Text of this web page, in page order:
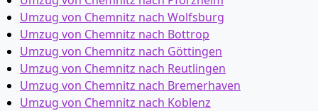
Umzug von Chemnitz nach Wolfsburg
Umzug von Chemnitz nach Bottrop
Umzug von Chemnitz nach Göttingen
Umzug von Chemnitz nach Reutlingen
Umzug von Chemnitz nach Bremer­haven
Umzug von Chemnitz nach Koblenz